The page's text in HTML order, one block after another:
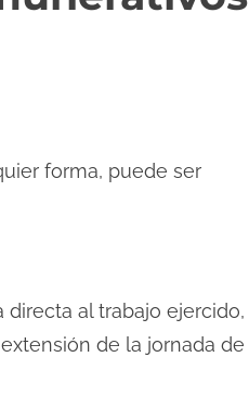
forma, puede ser
al trabajo ejercido,
de la jornada de